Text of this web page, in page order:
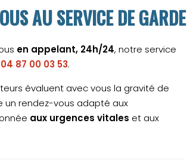
AU SERVICE DE GARDE
en appelant, 24h/24, notre service
04 87 00 03 53.
évaluent avec vous la gravité de
un rendez-vous adapté aux
aux urgences vitales et aux